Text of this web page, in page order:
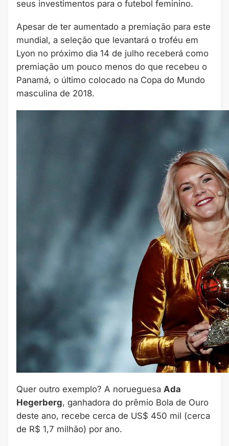
seus investimentos para o futebol feminino.
Apesar de ter aumentado a premiação para este
mundial, a seleção que levantará o troféu em
Lyon no próximo dia 14 de julho receberá como
premiação um pouco menos do que recebeu o
Panamá, o último colocado na Copa do Mundo
masculina de 2018.
Quer outro exemplo? A norueguesa Ada
Hegerberg, ganhadora do prêmio Bola de Ouro
deste ano, recebe cerca de US$ 450 mil (cerca
de R$ 1,7 milhão) por ano.